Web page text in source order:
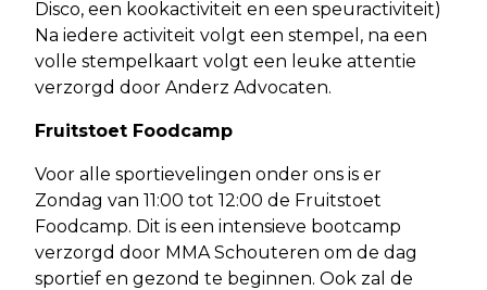
Disco, een kookactiviteit en een speuractiviteit)
Na iedere activiteit volgt een stempel, na een
volle stempelkaart volgt een leuke attentie
verzorgd door Anderz Advocaten.
Fruitstoet Foodcamp
Voor alle sportievelingen onder ons is er
Zondag van 11:00 tot 12:00 de Fruitstoet
Foodcamp. Dit is een intensieve bootcamp
verzorgd door MMA Schouteren om de dag
sportief en gezond te beginnen. Ook zal de